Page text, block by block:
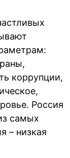
коррупции,
Россия
самых
– низкая